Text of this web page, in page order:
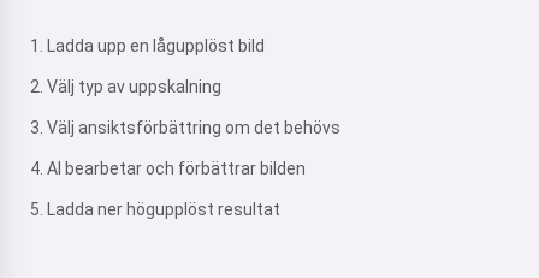
Ladda upp en lågupplöst bild
Välj typ av uppskalning
Välj ansiktsförbättring om det behövs
AI bearbetar och förbättrar bilden
Ladda ner högupplöst resultat